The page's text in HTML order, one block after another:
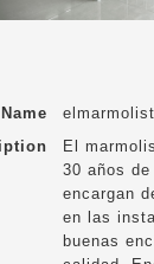
El
30 años
encargan
en las
buenas